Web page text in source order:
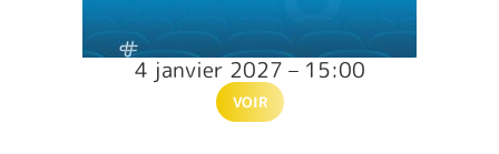
4 janvier 2027 – 15:00
VOIR